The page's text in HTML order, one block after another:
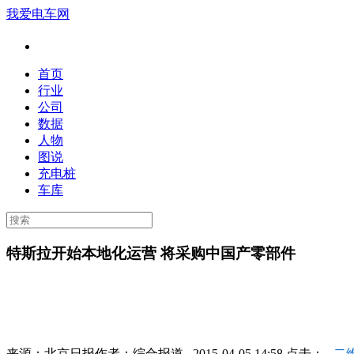
我爱电车网
首页
行业
公司
数据
人物
图说
充电桩
车库
特斯拉开始本地化运营 将采购中国产零部件